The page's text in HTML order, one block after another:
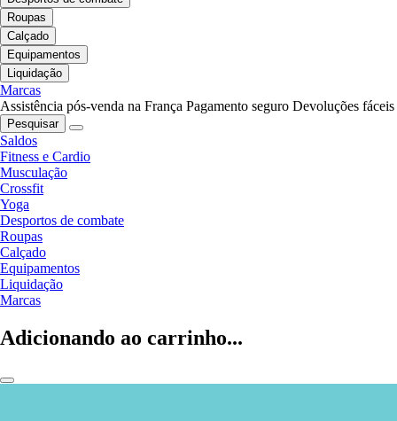
Roupas
Calçado
Equipamentos
Liquidação
Marcas
Assistência pós-venda na França Pagamento seguro Devoluções fáceis
Pesquisar
Saldos
Fitness e Cardio
Musculação
Crossfit
Yoga
Desportos de combate
Roupas
Calçado
Equipamentos
Liquidação
Marcas
Adicionando ao carrinho...